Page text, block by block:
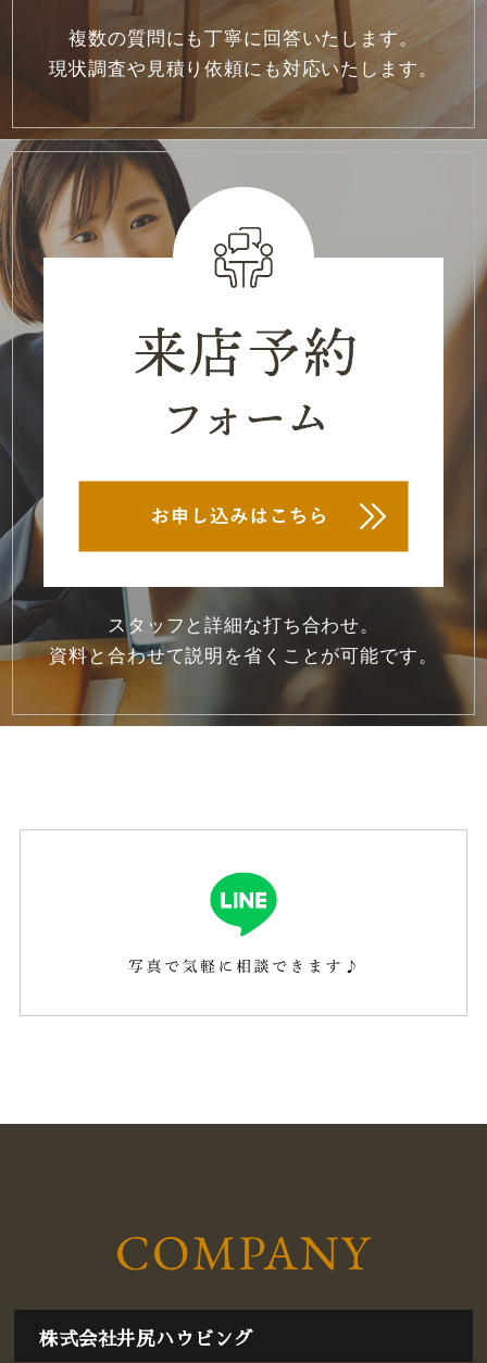
2021年11月(1)
2021年10月(1)
2021年7月
2021年6月 (2)
2021年5月(2)
2021年3月(3)
2021年2月
2021年1月 (2)
2020年10月(1)
2020年9月
2020年7月(5)
2020年6月(6)
2020年5月(7)
複数の質問にも丁寧に回答いたします。
現状調査や見積り依頼にも対応いたします。
スタッフと詳細な打ち合わせ。
資料と合わせて説明を省くことが可能です。
株式会社井尻ハウビング